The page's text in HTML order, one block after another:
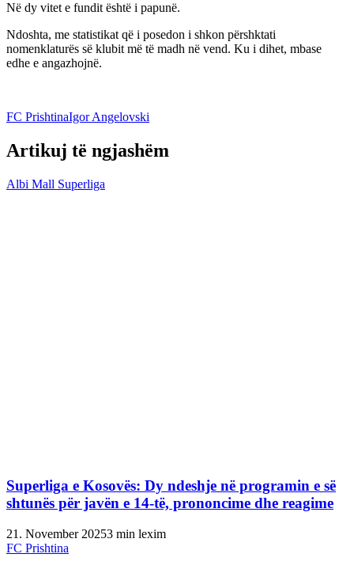
Në dy vitet e fundit është i papunë.
Ndoshta, me statistikat që i posedon i shkon përshktati
nomenklaturës së klubit më të madh në vend. Ku i dihet, mbase
edhe e angazhojnë.
FC PrishtinaIgor Angelovski
Artikuj të ngjashëm
Albi Mall Superliga
Superliga e Kosovës: Dy ndeshje në programin e së
shtunës për javën e 14-të, prononcime dhe reagime
21. November 20253 min lexim
FC Prishtina